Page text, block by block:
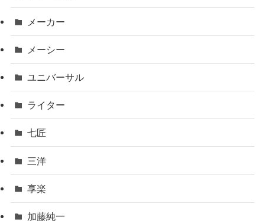
メーカー
メーシー
ユニバーサル
ライター
七匠
三洋
享楽
加藤純一